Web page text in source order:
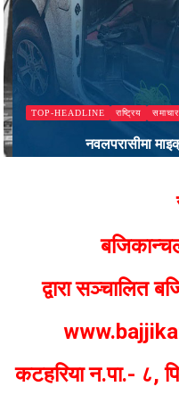
TOP-HEADLINE राष्ट्रिय समाचार
नवलपरासीमा
द्वारा सञ्चालित
कटहरिया न.पा.- ८,